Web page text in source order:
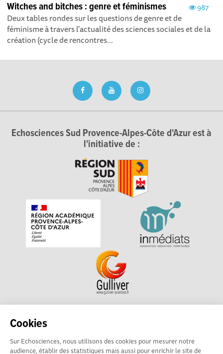
Cookies
Sur Echosciences, nous utilisons des cookies pour mesurer notre
audience, établir des statistiques mais aussi pour enrichir le site de
987
Witches and bitches : genre et féminismes
Deux tables rondes sur les questions de genre et de
féminisme à travers l'actualité des sciences sociales et de la
création (cycle de rencontres...
Echosciences Sud Provence-Alpes-Côte d'Azur est à
l'initiative de :
Echosciences Sud Provence-Alpes-Côte d'Azur est à
académique pour la Recherche et l'Innovation Provence-